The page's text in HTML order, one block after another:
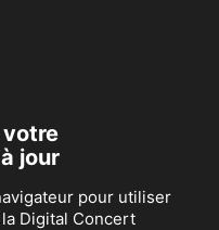
votre
jour
pour utiliser
Digital Concert